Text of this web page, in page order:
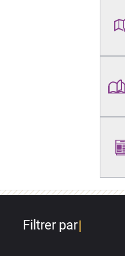
Filtrer par